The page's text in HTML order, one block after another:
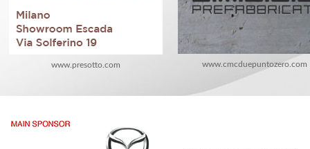
www.presotto.com www.cmcduepuntozero.com